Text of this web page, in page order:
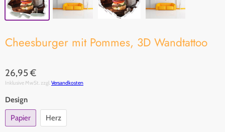
Cheesburger mit Pommes, 3D Wandtattoo
26,95 €
Inklusive MwSt. zzgl. Versandkosten
Design
Papier
Herz